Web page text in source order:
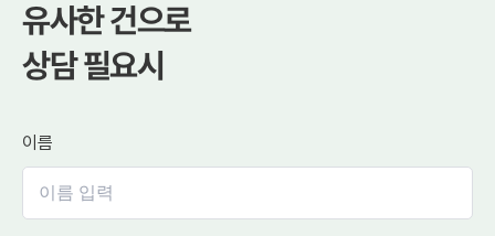
유사한 건으로
상담 필요시
이름